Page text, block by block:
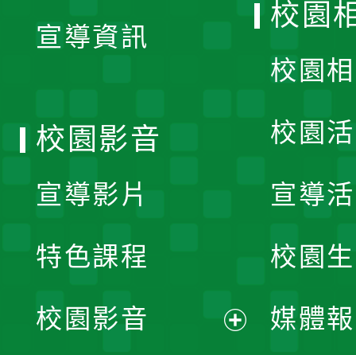
宣導資訊
校園
校園
校園
宣導
校園
媒體
校園影音
宣導影片
特色課程
校園影音